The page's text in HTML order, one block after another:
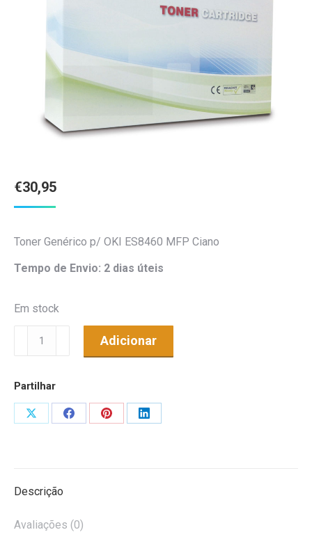
€30,95
Toner Genérico p/ OKI ES8460 MFP Ciano
Tempo de Envio: 2 dias úteis
Em stock
Quantidade
Genérico
Ciano
Adicionar
Partilhar
Share
Share
Share
Share
Descrição
Avaliações (0)